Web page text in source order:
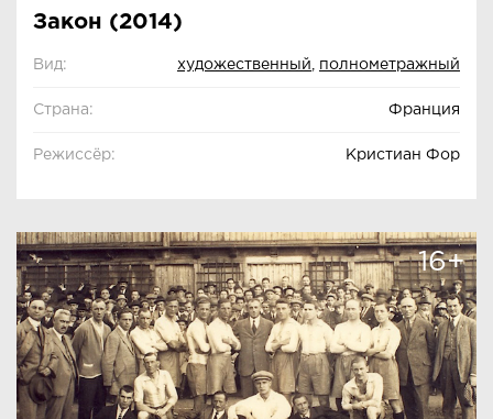
Закон (2014)
Вид: художественный полнометражный
Страна: Франция
Режиссёр: Кристиан Фор
16+